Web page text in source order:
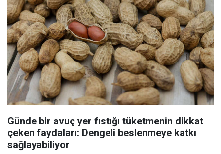
Günde bir avuç yer fıstığı tüketmenin dikkat
çeken faydaları: Dengeli beslenmeye katkı
sağlayabiliyor